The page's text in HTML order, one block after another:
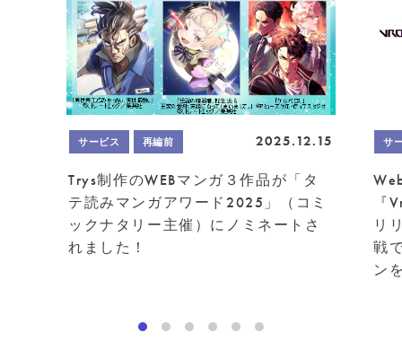
サービス 再編前 2025.12.15
Trys制作のWEBマンガ３作品が「タ
テ読みマンガアワード2025」（コミ
ックナタリー主催）にノミネートさ
れました！
サ
『
リ
戦
ン